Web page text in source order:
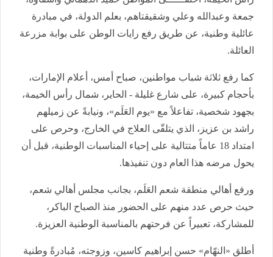
جمعة وعبدالله وعلي وشقيقتاهم، بعلم الدولة، في مبادرة
عائلية وطنية، عن طريق رفع رايات الوطن على بوابة مزرعة
العائلة.
كما رفع ثلاثة شباب مواطنين، صباح أمس، أعلام الإمارات،
بأحجام كبيرة، على شارع غليلة - الحاير، شمال رأس الخيمة،
بجهود شخصية، تفاعلاً مع «يوم العَلَم»، ونيابةً عن زميلهم
راشد بن عزيز، الذي يتلقّى العلاج في الخارج، وحرص على
امتداد 18 عاماً متتالية على إحياء المناسبات الوطنية، قبل أن
يحول مرضه هذا العام دون تنفيذها.
ورفع أهالي منطقة شعم العَلَم، بجانب مجلس أهالي شعم،
حيث حرص عدد منهم على الحضور منذ الصباح الباكر،
للمشاركة، تعبيراً عن فرحتهم بالمناسبة الوطنية العزيزة.
أطلق «النهّام» حسن إبراهيم كاسين، وزوجته، مُبادرةً وطنية